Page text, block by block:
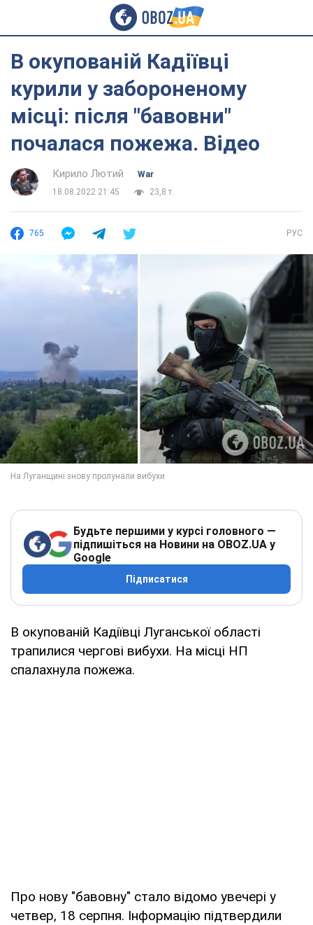
В окупованій Кадіївці
курили у забороненому
місці: після "бавовни"
почалася пожежа. Відео
Кирило Лютий
War
18.08.2022 21:45
23,8 т.
765 РУС
Будьте першими у курсі головного —
підпишіться на Новини на OBOZ.UA у
Google
Підписатися
В окупованій Кадіївці Луганської області
трапилися чергові вибухи. На місці НП
спалахнула пожежа.
Про нову "бавовну" стало відомо увечері у
четвер, 18 серпня. Інформацію підтвердили